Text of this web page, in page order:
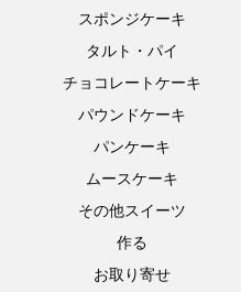
スポンジケーキ
タルト・パイ
チョコレートケーキ
パウンドケーキ
パンケーキ
ムースケーキ
その他スイーツ
作る
お取り寄せ